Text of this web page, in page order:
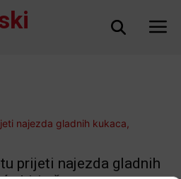
prijeti najezda gladnih